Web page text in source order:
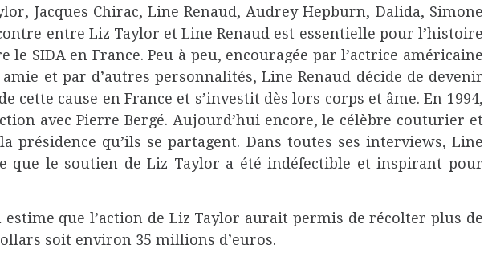
Jacques Chirac, Line Renaud, Audrey Hepburn, Dalida, Simone
entre Liz Taylor et Line Renaud est essentielle pour l’histoire
le SIDA en France. Peu à peu, encouragée par l’actrice américaine
et par d’autres personnalités, Line Renaud décide de devenir
cette cause en France et s’investit dès lors corps et âme. En 1994,
avec Pierre Bergé. Aujourd’hui encore, le célèbre couturier et
présidence qu’ils se partagent. Dans toutes ses interviews, Line
que le soutien de Liz Taylor a été indéfectible et inspirant pour
estime que l’action de Liz Taylor aurait permis de récolter plus de
soit environ 35 millions d’euros.